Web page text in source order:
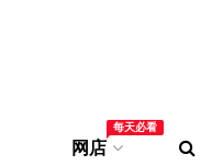
网店
每天必看